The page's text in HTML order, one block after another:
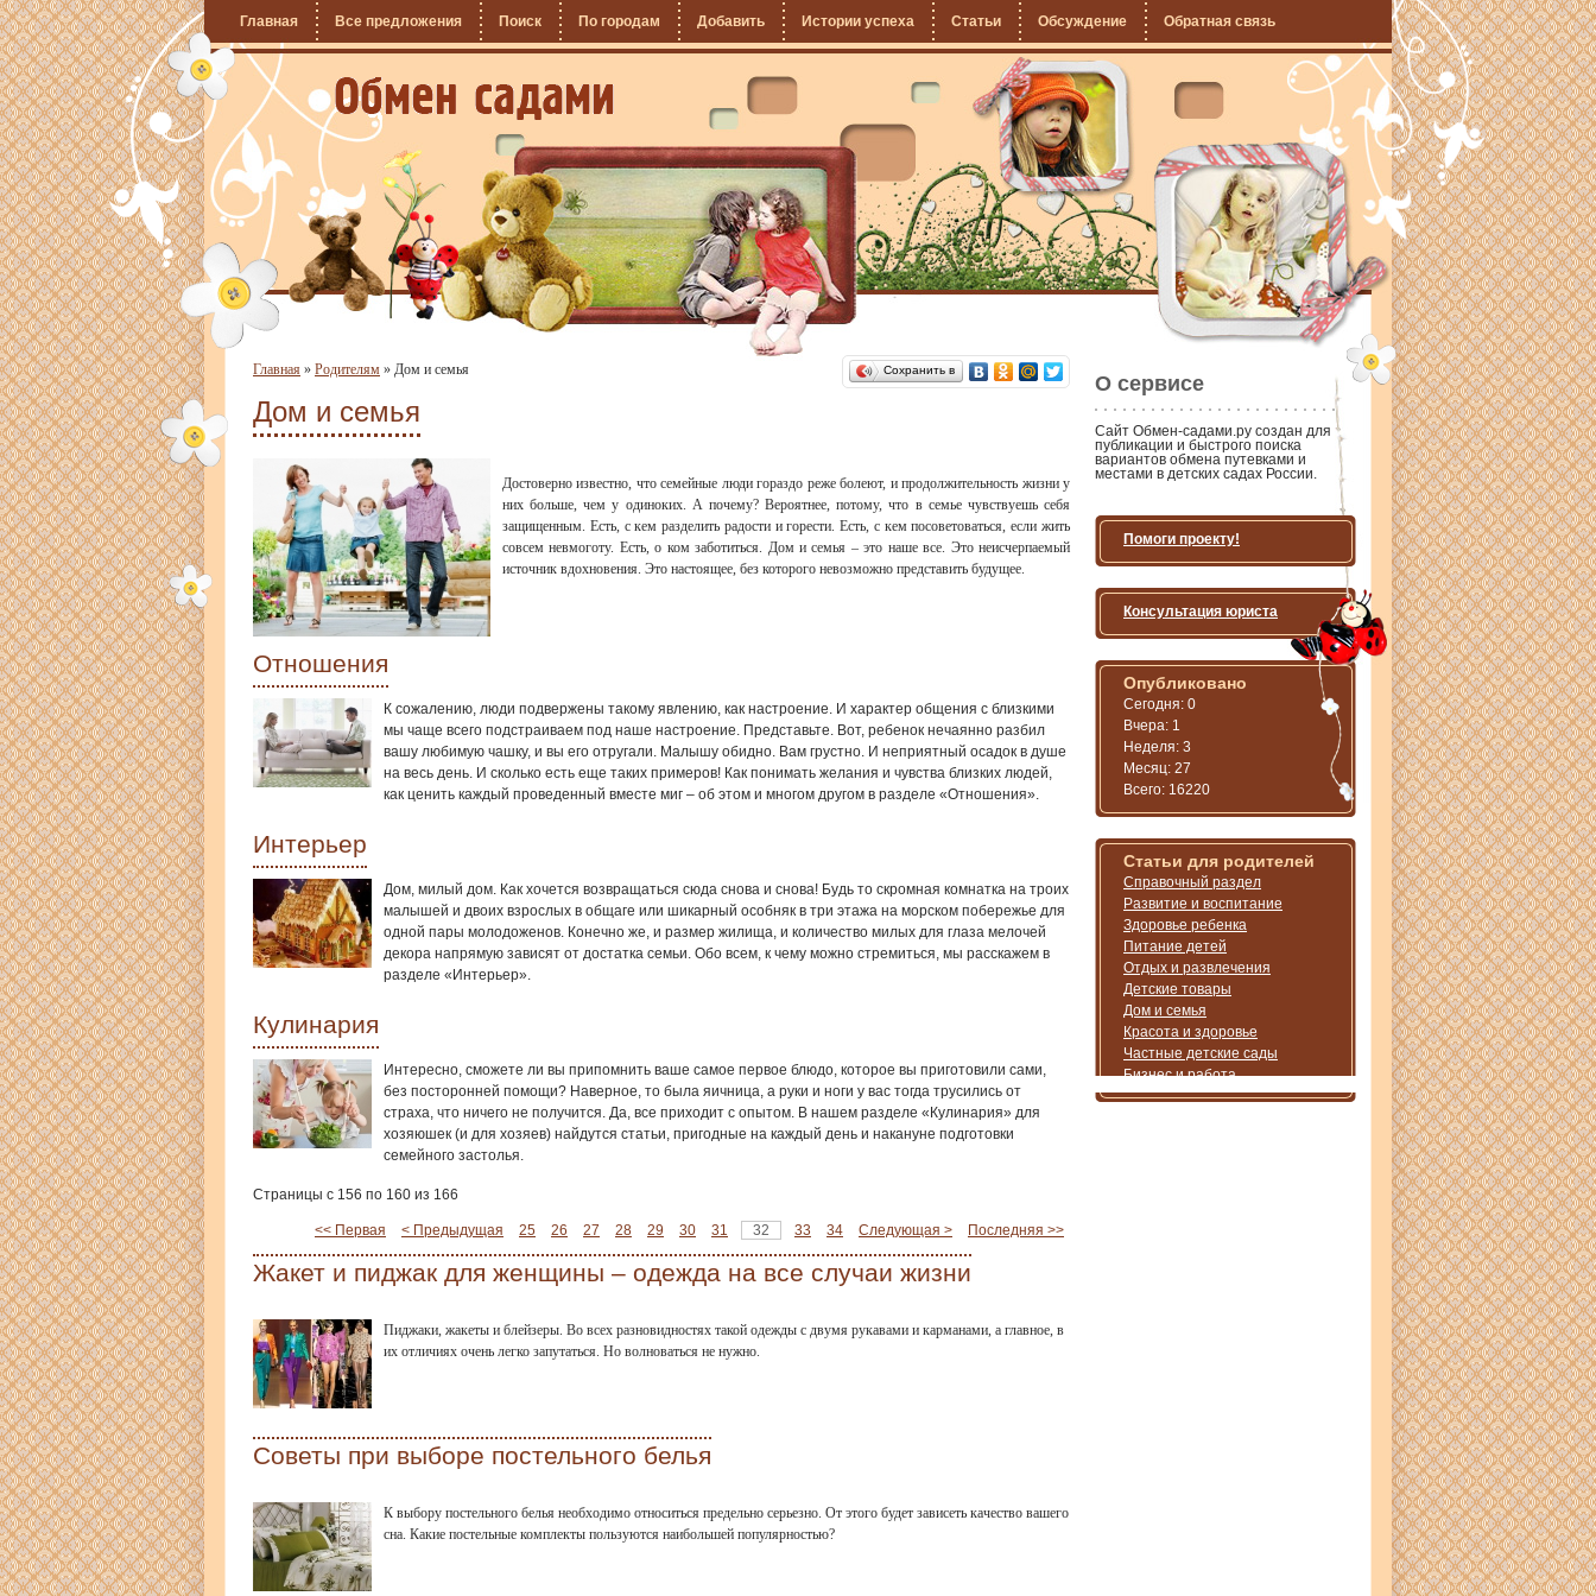
Главная Все предложения Поиск По городам Добавить Истории успеха Статьи Обсуждение Обратная связь
Главная » Родителям » Дом и семья Сохранить в
Дом и семья
Достоверно известно, что семейные люди гораздо реже болеют, и продолжительность жизни у
них больше, чем у одиноких. А почему? Вероятнее, потому, что в семье чувствуешь себя
защищенным. Есть, с кем разделить радости и горести. Есть, с кем посоветоваться, если жить
совсем невмоготу. Есть, о ком заботиться. Дом и семья – это наше все. Это неисчерпаемый
источник вдохновения. Это настоящее, без которого невозможно представить будущее.
Отношения
К сожалению, люди подвержены такому явлению, как настроение. И характер общения с близкими
мы чаще всего подстраиваем под наше настроение. Представьте. Вот, ребенок нечаянно разбил
вашу любимую чашку, и вы его отругали. Малышу обидно. Вам грустно. И неприятный осадок в душе
на весь день. И сколько есть еще таких примеров! Как понимать желания и чувства близких людей,
как ценить каждый проведенный вместе миг – об этом и многом другом в разделе «Отношения».
Интерьер
Дом, милый дом. Как хочется возвращаться сюда снова и снова! Будь то скромная комнатка на троих
малышей и двоих взрослых в общаге или шикарный особняк в три этажа на морском побережье для
одной пары молодоженов. Конечно же, и размер жилища, и количество милых для глаза мелочей
декора напрямую зависят от достатка семьи. Обо всем, к чему можно стремиться, мы расскажем в
разделе «Интерьер».
Кулинария
Интересно, сможете ли вы припомнить ваше самое первое блюдо, которое вы приготовили сами,
без посторонней помощи? Наверное, то была яичница, а руки и ноги у вас тогда трусились от
страха, что ничего не получится. Да, все приходит с опытом. В нашем разделе «Кулинария» для
хозяюшек (и для хозяев) найдутся статьи, пригодные на каждый день и накануне подготовки
семейного застолья.
Страницы с 156 по 160 из 166
<< Первая < Предыдущая 25 26 27 28 29 30 31 32 33 34 Следующая > Последняя >>
Жакет и пиджак для женщины – одежда на все случаи жизни
Пиджаки, жакеты и блейзеры. Во всех разновидностях такой одежды с двумя рукавами и карманами, а главное, в
их отличиях очень легко запутаться. Но волноваться не нужно.
Советы при выборе постельного белья
К выбору постельного белья необходимо относиться предельно серьезно. От этого будет зависеть качество вашего
сна. Какие постельные комплекты пользуются наибольшей популярностью?
О сервисе
Сайт Обмен-садами.ру создан для
публикации и быстрого поиска
вариантов обмена путевками и
местами в детских садах России.
Помоги проекту!
Консультация юриста
Опубликовано
Сегодня: 0
Вчера: 1
Неделя: 3
Месяц: 27
Всего: 16220
Статьи для родителей
Справочный раздел
Развитие и воспитание
Здоровье ребенка
Питание детей
Отдых и развлечения
Детские товары
Дом и семья
Красота и здоровье
Частные детские сады
Бизнес и работа